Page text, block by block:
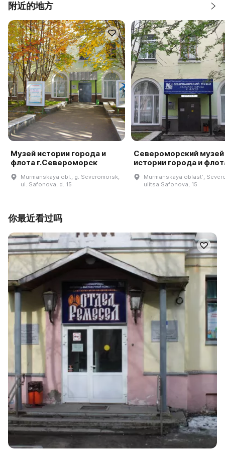
附近的地方
Музей истории города и
флота г.Североморск
Murmanskaya obl., g. Severomorsk,
ul. Safonova, d. 15
Североморский музей
истории города и
Murmanskaya oblastʹ,
ulitsa Safonova, 15
你最近看过吗